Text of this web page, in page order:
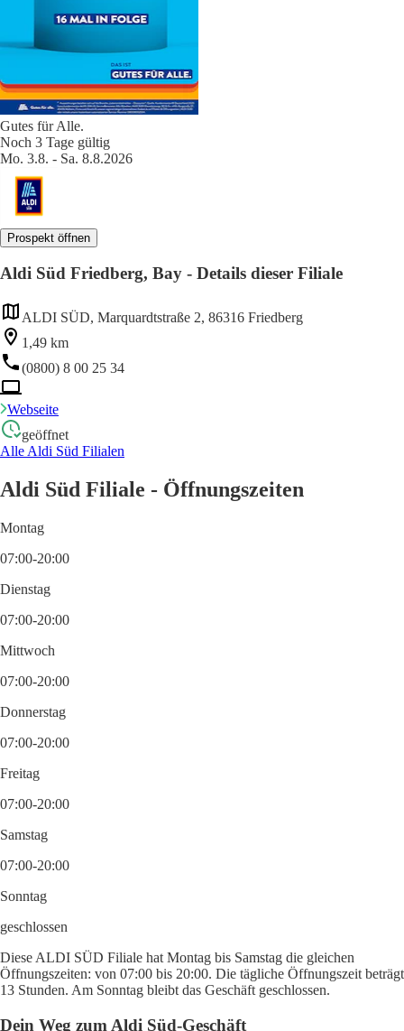
Gutes für Alle.
Noch 3 Tage gültig
Mo. 3.8. - Sa. 8.8.2026
Prospekt öffnen
Aldi Süd Friedberg, Bay - Details dieser Filiale
ALDI SÜD, Marquardtstraße 2, 86316 Friedberg
1,49 km
(0800) 8 00 25 34
Webseite
geöffnet
Alle Aldi Süd Filialen
Aldi Süd Filiale - Öffnungszeiten
Montag
07:00-20:00
Dienstag
07:00-20:00
Mittwoch
07:00-20:00
Donnerstag
07:00-20:00
Freitag
07:00-20:00
Samstag
07:00-20:00
Sonntag
geschlossen
Diese ALDI SÜD Filiale hat Montag bis Samstag die gleichen
Öffnungszeiten: von 07:00 bis 20:00. Die tägliche Öffnungszeit beträgt
13 Stunden. Am Sonntag bleibt das Geschäft geschlossen.
Dein Weg zum Aldi Süd-Geschäft